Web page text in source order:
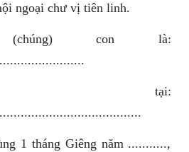
ngoại chư vị tiên linh.
con là:
tại:
1 tháng Giêng năm ...........,